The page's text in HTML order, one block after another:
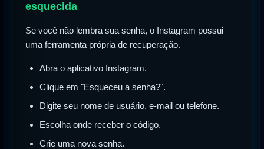
esquecida
Se você não lembra sua senha, o Instagram possui
uma ferramenta própria de recuperação.
Abra o aplicativo Instagram.
Clique em "Esqueceu a senha?".
Digite seu nome de usuário, e-mail ou telefone.
Escolha onde receber o código.
Crie uma nova senha.